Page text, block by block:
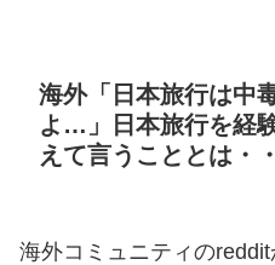
海外「日本旅行は中
よ…」日本旅行を経
えて言うこととは・
海外コミュニティの